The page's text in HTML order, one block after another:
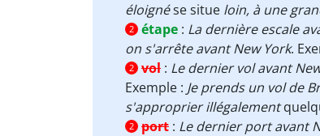
éloignése situe loin, à une
2 étape : La dernière escale
on s'arrête avant New York.
2 vol : Le dernier vol avant
Exemple : Je prends un vol de
s'approprier illégalement
2 port : Le dernier port avant